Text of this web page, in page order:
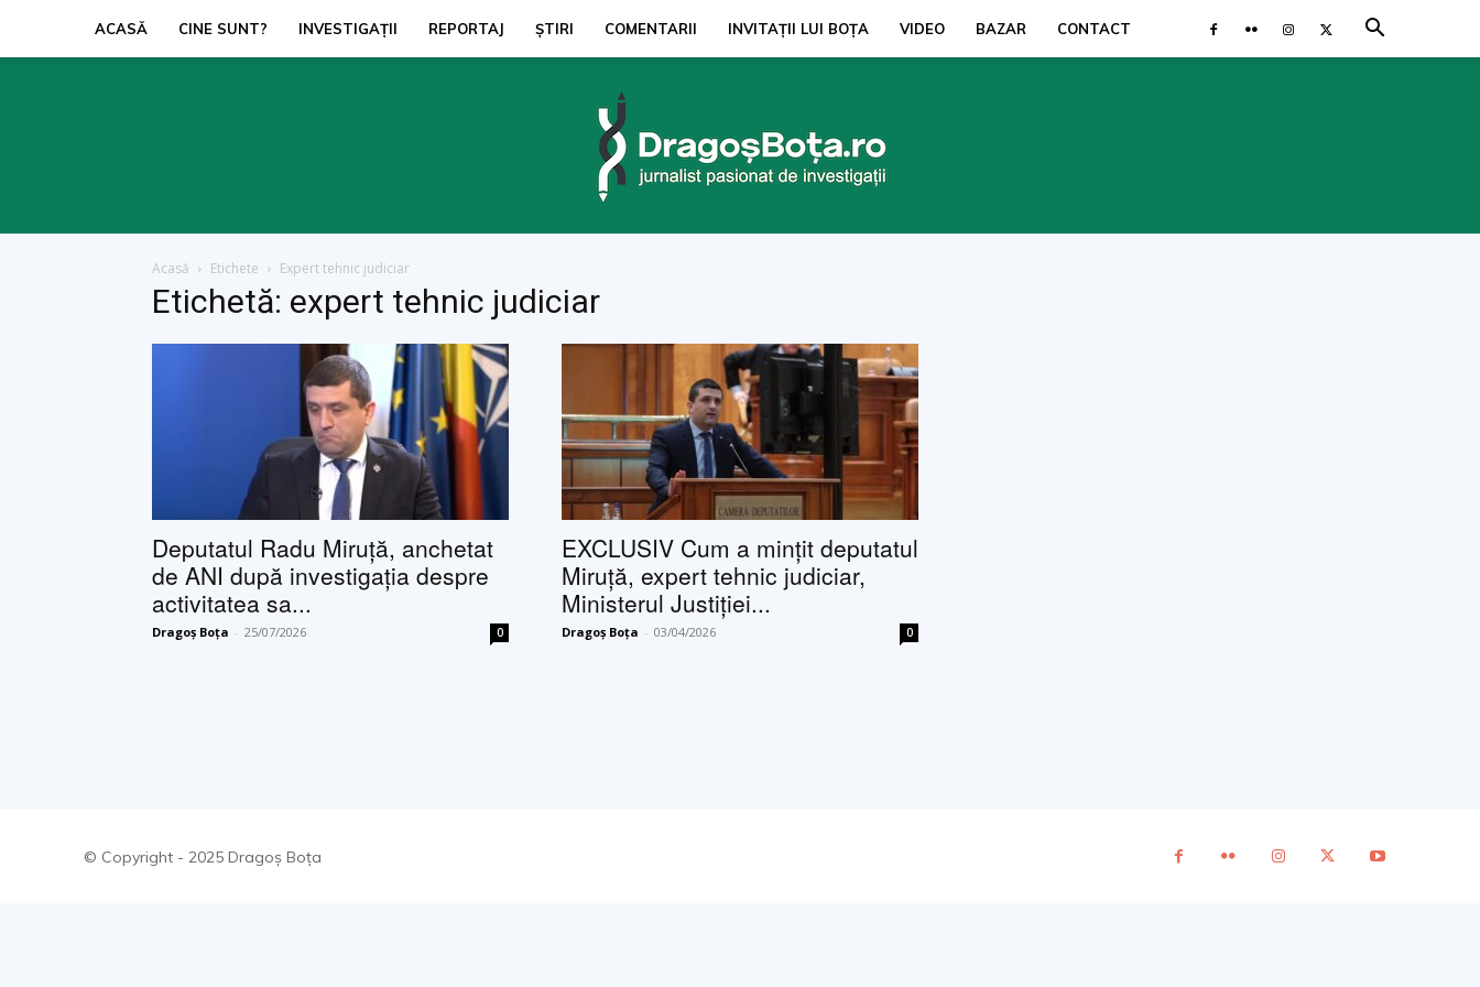
ACASĂ CINE SUNT? INVESTIGAŢII REPORTAJ ŞTIRI COMENTARII INVITAȚII LUI BOŢA VIDEO BAZAR CONTACT
Acasă Etichete Expert tehnic judiciar
Etichetă: expert tehnic judiciar
Deputatul Radu Miruță, anchetat
de ANI după investigația despre
activitatea sa...
Dragoș Boța - 25/07/2026 0
EXCLUSIV Cum a mințit deputatul
Miruță, expert tehnic judiciar,
Ministerul Justiției...
Dragoș Boța - 03/04/2026 0
© Copyright - 2025 Dragoș Boța